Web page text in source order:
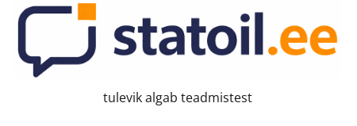
tulevik algab teadmistest